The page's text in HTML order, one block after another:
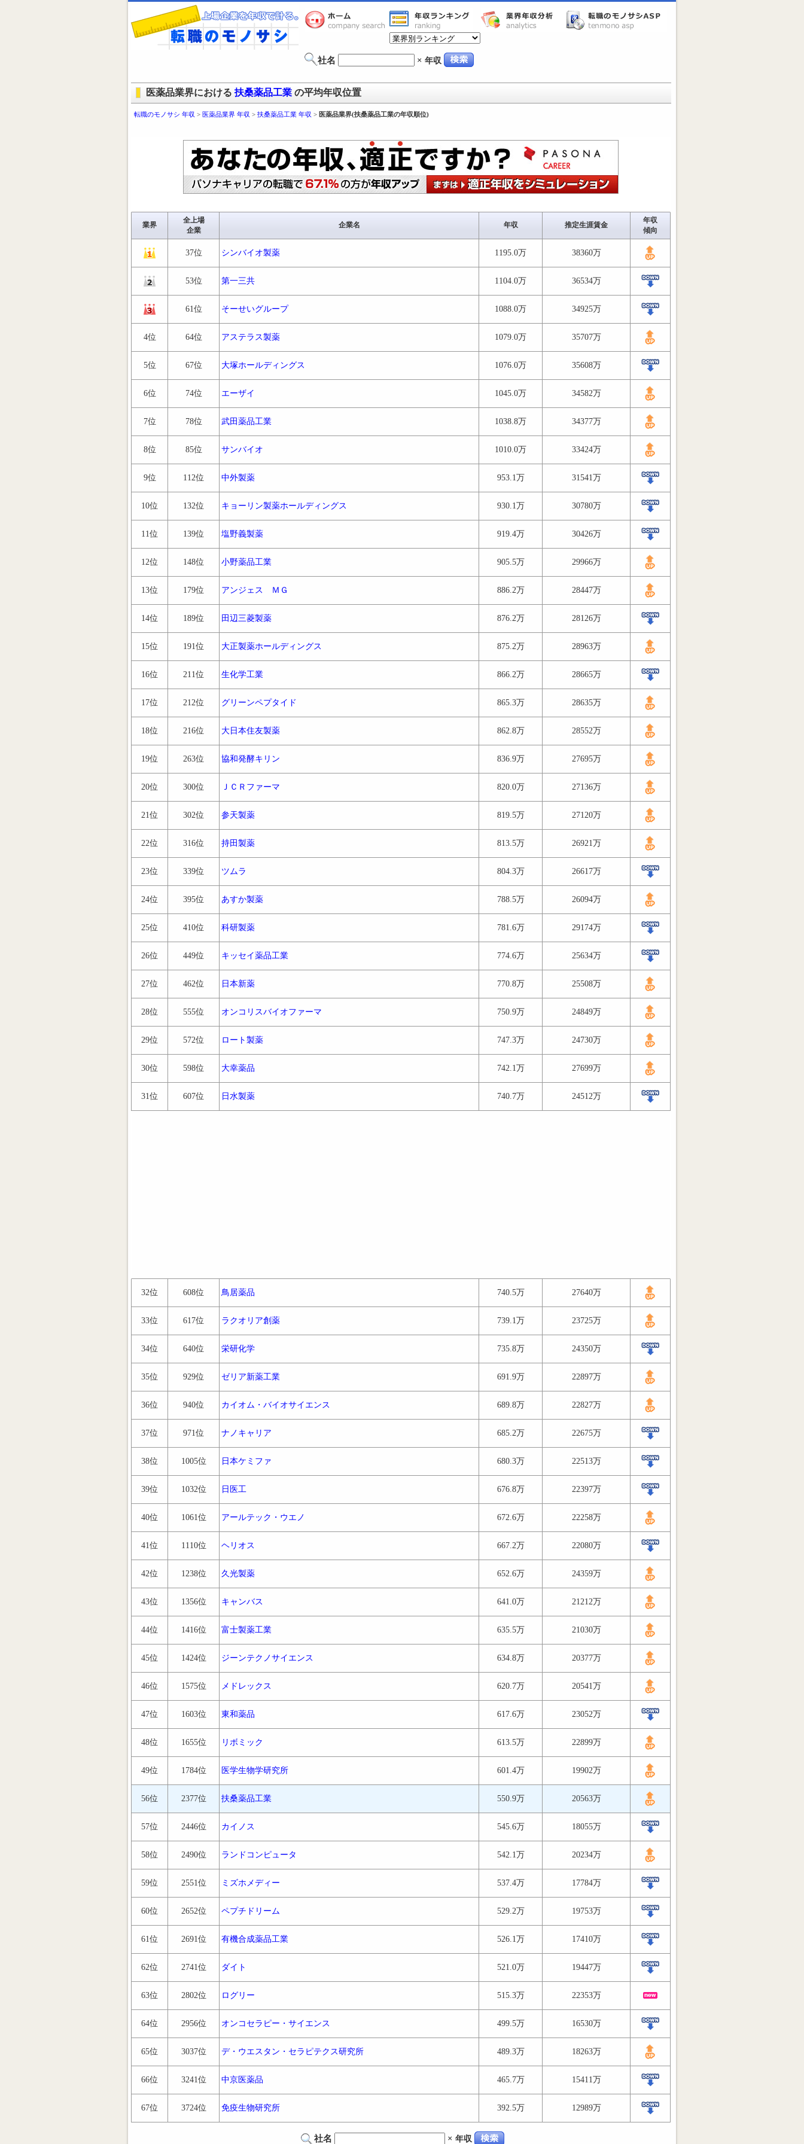
社名 × 年収
医薬品業界における扶桑薬品工業 の平均年収位置
転職のモノサシ 年収 > 医薬品業界 年収 > 扶桑薬品工業 年収 > 医薬品業界(扶桑薬品工業の年収順位)
業界
全上場
企業
企業名 年収 推定生涯賃金
年収
傾向
37位 シンバイオ製薬 1195.0万 38360万
53位 第一三共 1104.0万 36534万
61位 そーせいグループ 1088.0万 34925万
4位 64位 アステラス製薬 1079.0万 35707万
5位 67位 大塚ホールディングス 1076.0万 35608万
6位 74位 エーザイ 1045.0万 34582万
7位 78位 武田薬品工業 1038.8万 34377万
8位 85位 サンバイオ 1010.0万 33424万
9位 112位 中外製薬 953.1万 31541万
10位 132位 キョーリン製薬ホールディングス 930.1万 30780万
11位 139位 塩野義製薬 919.4万 30426万
12位 148位 小野薬品工業 905.5万 29966万
13位 179位 アンジェス ＭＧ 886.2万 28447万
14位 189位 田辺三菱製薬 876.2万 28126万
15位 191位 大正製薬ホールディングス 875.2万 28963万
16位 211位 生化学工業 866.2万 28665万
17位 212位 グリーンペプタイド 865.3万 28635万
18位 216位 大日本住友製薬 862.8万 28552万
19位 263位 協和発酵キリン 836.9万 27695万
20位 300位 ＪＣＲファーマ 820.0万 27136万
21位 302位 参天製薬 819.5万 27120万
22位 316位 持田製薬 813.5万 26921万
23位 339位 ツムラ 804.3万 26617万
24位 395位 あすか製薬 788.5万 26094万
25位 410位 科研製薬 781.6万 29174万
26位 449位 キッセイ薬品工業 774.6万 25634万
27位 462位 日本新薬 770.8万 25508万
28位 555位 オンコリスバイオファーマ 750.9万 24849万
29位 572位 ロート製薬 747.3万 24730万
30位 598位 大幸薬品 742.1万 27699万
31位 607位 日水製薬 740.7万 24512万
32位 608位 鳥居薬品 740.5万 27640万
33位 617位 ラクオリア創薬 739.1万 23725万
34位 640位 栄研化学 735.8万 24350万
35位 929位 ゼリア新薬工業 691.9万 22897万
36位 940位 カイオム・バイオサイエンス 689.8万 22827万
37位 971位 ナノキャリア 685.2万 22675万
38位 1005位 日本ケミファ 680.3万 22513万
39位 1032位 日医工 676.8万 22397万
40位 1061位 アールテック・ウエノ 672.6万 22258万
41位 1110位 ヘリオス 667.2万 22080万
42位 1238位 久光製薬 652.6万 24359万
43位 1356位 キャンバス 641.0万 21212万
44位 1416位 富士製薬工業 635.5万 21030万
45位 1424位 ジーンテクノサイエンス 634.8万 20377万
46位 1575位 メドレックス 620.7万 20541万
47位 1603位 東和薬品 617.6万 23052万
48位 1655位 リボミック 613.5万 22899万
49位 1784位 医学生物学研究所 601.4万 19902万
56位 2377位 扶桑薬品工業 550.9万 20563万
57位 2446位 カイノス 545.6万 18055万
58位 2490位 ランドコンピュータ 542.1万 20234万
59位 2551位 ミズホメディー 537.4万 17784万
60位 2652位 ペプチドリーム 529.2万 19753万
61位 2691位 有機合成薬品工業 526.1万 17410万
62位 2741位 ダイト 521.0万 19447万
63位 2802位 ログリー 515.3万 22353万
64位 2956位 オンコセラピー・サイエンス 499.5万 16530万
65位 3037位 デ・ウエスタン・セラピテクス研究所 489.3万 18263万
66位 3241位 中京医薬品 465.7万 15411万
67位 3724位 免疫生物研究所 392.5万 12989万
社名 × 年収